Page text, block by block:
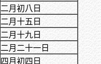
二月初八日
二月十五日
二月十九日
二月二十一日
四月初四日